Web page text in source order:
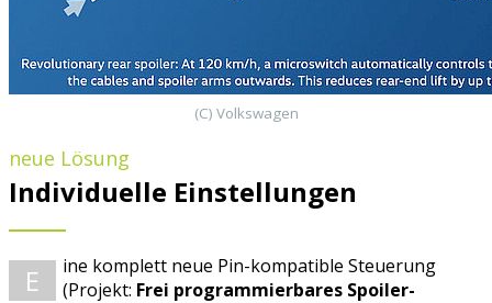
(C) Volkswagen
neue Lösung
Individuelle Einstellungen
E
ine komplett neue Pin-kompatible Steuerung
(Projekt: Frei programmierbares Spoiler-